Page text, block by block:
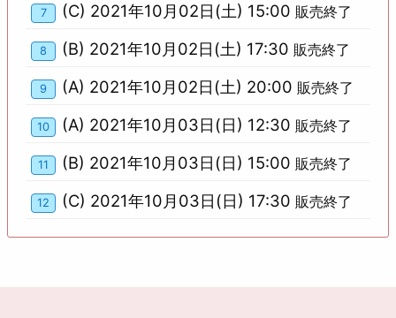
7 (C) 2021年10月02日(土) 15:00 販売終了
8 (B) 2021年10月02日(土) 17:30 販売終了
9 (A) 2021年10月02日(土) 20:00 販売終了
10 (A) 2021年10月03日(日) 12:30 販売終了
11 (B) 2021年10月03日(日) 15:00 販売終了
12 (C) 2021年10月03日(日) 17:30 販売終了